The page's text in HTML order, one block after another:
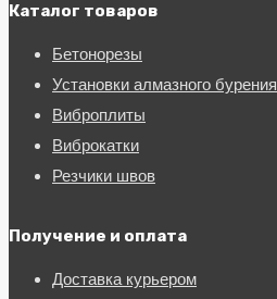
Каталог товаров
Бетонорезы
Установки алмазного бурения
Виброплиты
Виброкатки
Резчики швов
Получение и оплата
Доставка курьером